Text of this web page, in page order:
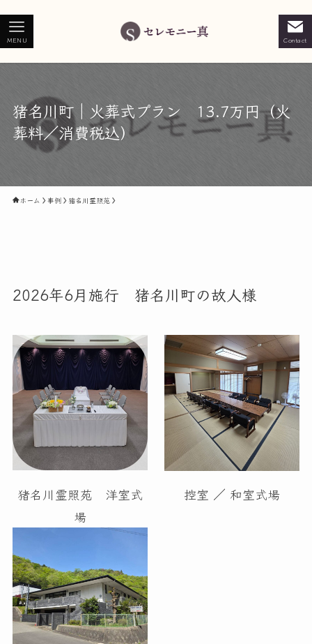
Contact
MENU
猪名川町｜火葬式プラン 13.7万円（火
葬料／消費税込）
ホーム 事例 猪名川霊照苑
2026年6月施行 猪名川町の故人様
猪名川霊照苑 洋室式
場
控室 ／ 和室式場